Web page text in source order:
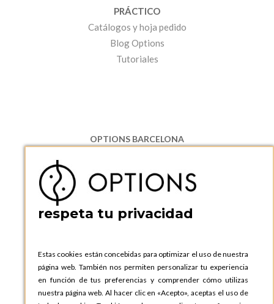
PRÁCTICO
Catálogos y hoja pedido
Blog Options
Tutoriales
OPTIONS BARCELONA
08130 Santa Perpetua de Moguda, Barcelona
ESPAñA
Teléfono:
+34 935 724 041
OPTIONS BARCELONA SHOWROOM
ESPAñA
Teléfono:+34 935 724 041
OPTIONS MADRID
respeta tu privacidad
Estas cookies están concebidas para optimizar el uso de nuestra
página web. También nos permiten personalizar tu experiencia
en función de tus preferencias y comprender cómo utilizas
nuestra página web. Al hacer clic en «Acepto», aceptas el uso de